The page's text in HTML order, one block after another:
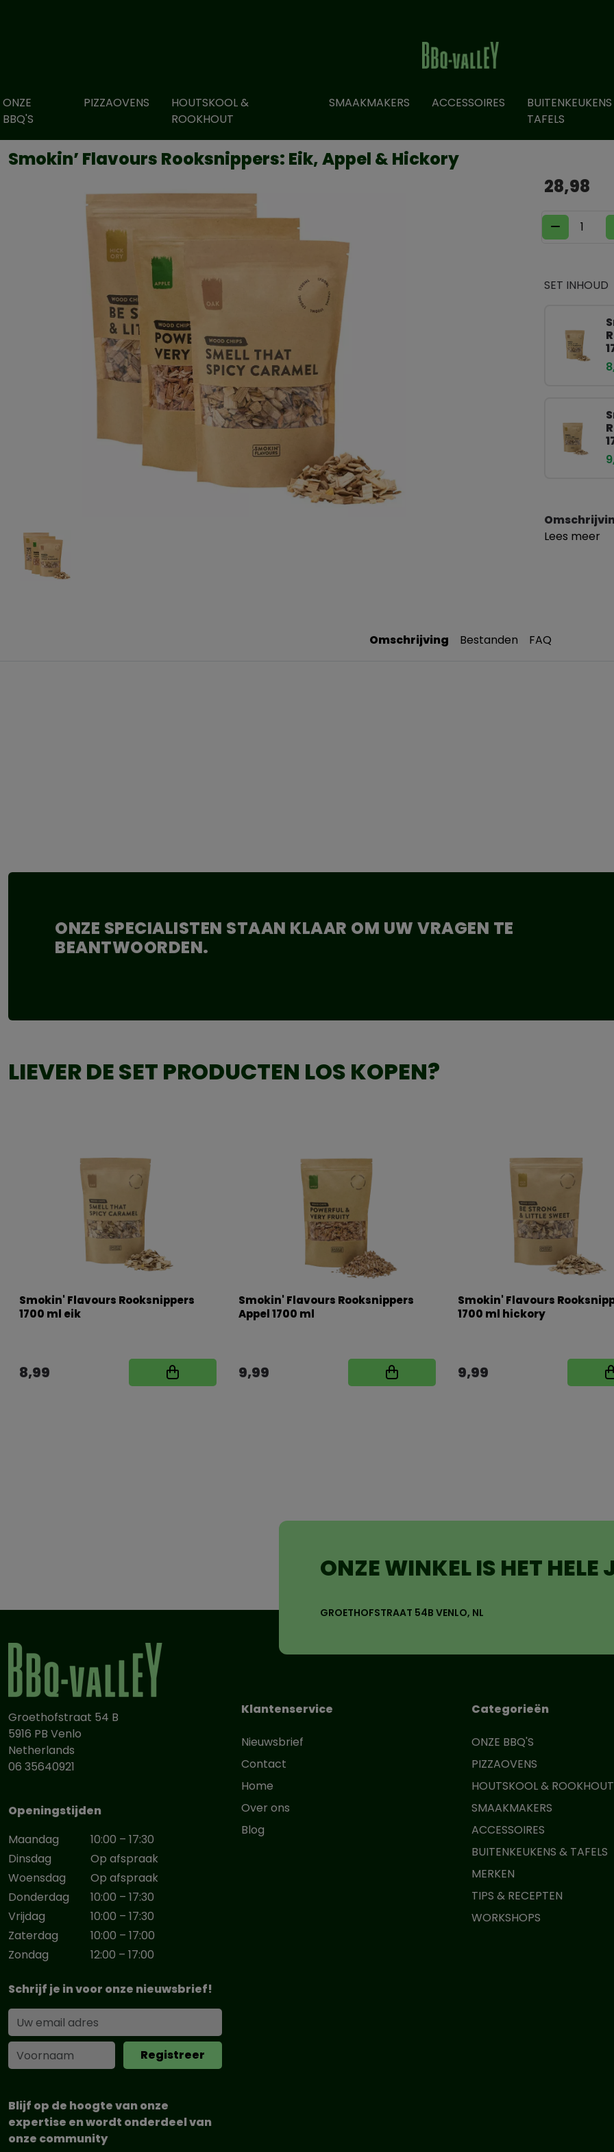
ONZE
BBQ'S
PIZZAOVENS
HOUTSKOOL &
ROOKHOUT
SMAAKMAKERS ACCESSOIRES
TAFELS
Smokin’ Flavours Rooksnippers: Eik, Appel & Hickory
28,98
SET INHOUD
Lees meer
Omschrijving Bestanden FAQ
ONZE SPECIALISTEN STAAN KLAAR OM UW VRAGEN TE
BEANTWOORDEN.
LIEVER DE SET PRODUCTEN LOS KOPEN?
Smokin' Flavours Rooksnippers
1700 ml eik
8,99
Smokin' Flavours Rooksnippers
Appel 1700 ml
9,99
Smokin' Flavours
1700 ml hickory
9,99
ONZE WINKEL IS HET HELE
GROETHOFSTRAAT 54B VENLO, NL
Groethofstraat 54 B
5916 PB Venlo
Netherlands
06 35640921
Openingstijden
Maandag
10:00 – 17:30
Dinsdag
Op afspraak
Woensdag
Op afspraak
Donderdag
10:00 – 17:30
Vrijdag
10:00 – 17:30
Zaterdag
10:00 – 17:00
Zondag
12:00 – 17:00
Schrijf je in voor onze nieuwsbrief!
Blijf op de hoogte van onze
expertise en wordt onderdeel van
onze community
Klantenservice
Nieuwsbrief
Contact
Home
Over ons
Blog
Categorieën
ONZE BBQ'S
PIZZAOVENS
HOUTSKOOL & ROOKHOUT
SMAAKMAKERS
ACCESSOIRES
BUITENKEUKENS & TAFELS
MERKEN
TIPS & RECEPTEN
WORKSHOPS